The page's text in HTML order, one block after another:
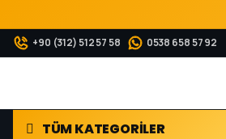
+90 (312) 512 57 58 0538 658 57 92
TÜM KATEGORİLER